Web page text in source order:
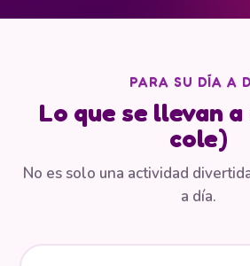
PARA SU DÍA A
Lo que se llevan
cole)
No es solo una actividad
a día.